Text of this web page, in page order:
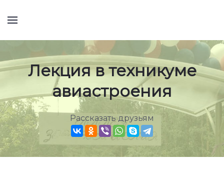
Лекция в техникуме
авиастроения
Рассказать друзьям